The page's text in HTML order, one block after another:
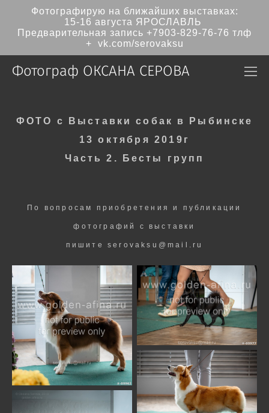
Фотографирую на ближайших выставках:
15-16 августа ЯРОСЛАВЛЬ
Предварительная запись +7903-829-76-76 тлф
+ vk.com/serovaksu
Фотограф ОКСАНА СЕРОВА
ФОТО с Выставки собак в Рыбинске
13 октября 2019г
Часть 2.
Бесты групп
По вопросам приобретения и публикации
фотографий с выставки
пишите serovaksu@mail.ru